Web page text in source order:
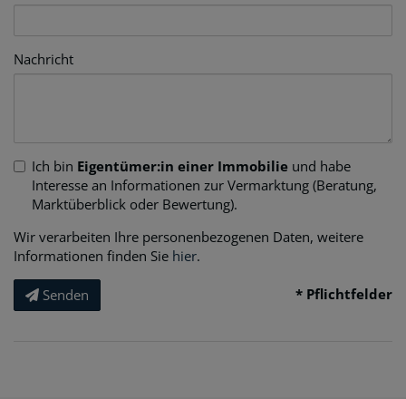
Nachricht
Ich bin Eigentümer:in einer Immobilie und habe
Interesse an Informationen zur Vermarktung (Beratung,
Marktüberblick oder Bewertung).
Wir verarbeiten Ihre personenbezogenen Daten, weitere
Informationen finden Sie hier.
Senden * Pflichtfelder